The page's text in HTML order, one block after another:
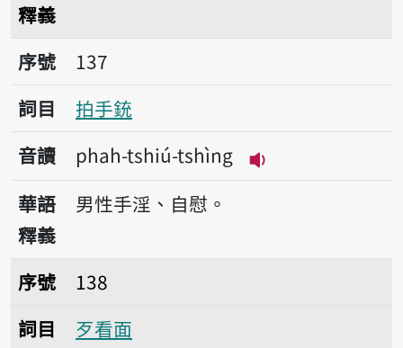
釋義
序號137拍手銃
序號
137
詞目
拍手銃
音讀
phah-tshiú-tshìng
播放音讀phah-
華語
釋義
男性手淫、自慰。
序號138歹看面
序號
138
詞目
歹看面